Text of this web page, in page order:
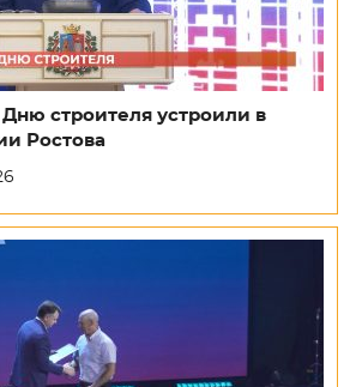
строителя устроили в
Ростова